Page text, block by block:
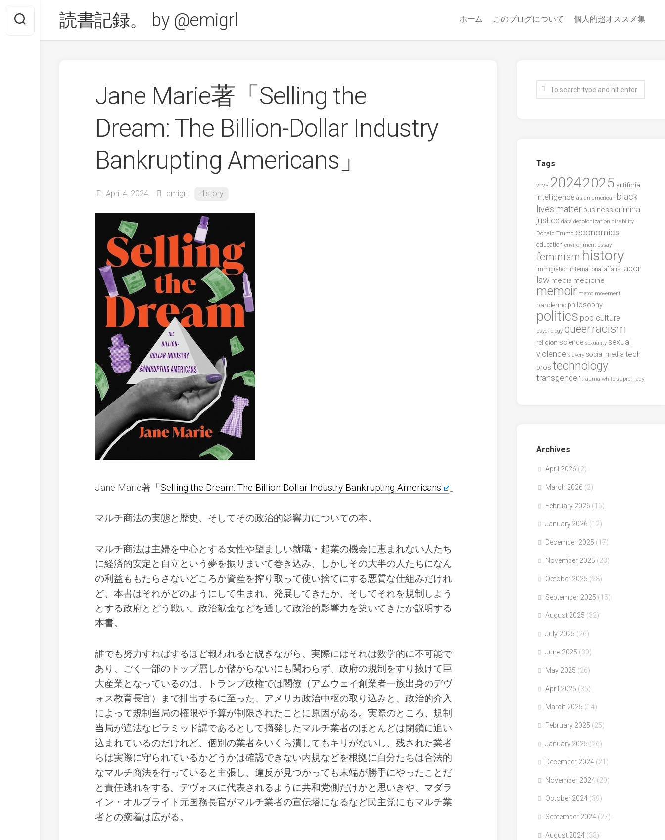
content
読書記録。 by @emigrl ホーム このブログについて 個人的超オススメ集
Jane Marie著「Selling the
Dream: The Billion-Dollar Industry
Bankrupting Americans」
April 4, 2024 emigrl History
Jane Marie著「Selling the Dream: The Billion-Dollar Industry Bankrupting Americans 」
マルチ商法の実態と歴史、そしてその政治的影響力についての本。
マルチ商法は主婦を中心とする女性や望ましい就職・起業の機会に恵まれない人たち
に経済的安定と自立という夢を振りまいて巻き込み、しかしその大半の人たちになん
の利益ももたらさないどころか資産を搾り取って使い捨てにする悪質な仕組みだけれ
ど、本書はそれがどのようにして生まれ、発展してきたか、そしてそれを規制しよう
とする政府とどう戦い、政治献金などを通して政治的影響力を築いてきたか説明する
本書。
誰でも努力すればするほど報われると説きながら、実際にはそれは数学的に不可能で
あり、ごく一部のトップ層しか儲からないにも関わらず、政府の規制をすり抜けて巨
大産業となっているのは、トランプ政権では閣僚（アムウェイ創業者一族出身のデヴ
ォス教育長官）まで排出するに至った、アメリカ政治中枢の取り込みと、政治的介入
によって規制当局の権限や予算が制限されたことに原因がある。実際のところ、規制
当局が違法なピラミッド講であるとして摘発したマルチ業者のほとんどは閉鎖に追い
込まれているのだけれど、個別の業者をいくら潰してもキリがないし、残された業者
らは実際に守られているかどうかは確認できない内規などを根拠に自分たちは合法的
なマルチ商法を行っていると主張し、違反が見つかっても末端が勝手にやったことだ
と責任逃れをする。デヴォスに代表されるように共和党側だけかと思いきや、マダラ
イン・オルブライト元国務長官がマルチ業者の宣伝塔になるなど民主党にもマルチ業
者との癒着は広がる。
Tags
2023 20242025 artificial
intelligence asian american black
lives matter business criminal
justice data decolonization disability
Donald Trump economics
education environment essay
feminism history
immigration international affairs labor
law media medicine
memoir metoo movement
pandemic philosophy
politics pop culture
psychology queerracism
religion science sexuality sexual
violence slavery social media tech
bros technology
transgender trauma white supremacy
Archives
April 2026 (2)
March 2026 (2)
February 2026 (15)
January 2026 (12)
December 2025 (17)
November 2025 (23)
October 2025 (28)
September 2025 (15)
August 2025 (32)
July 2025 (26)
June 2025 (30)
May 2025 (26)
April 2025 (35)
March 2025 (14)
February 2025 (25)
January 2025 (26)
December 2024 (21)
November 2024 (29)
October 2024 (39)
September 2024 (27)
August 2024 (33)